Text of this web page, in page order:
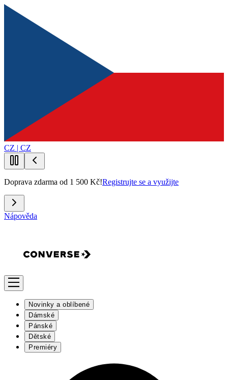
CZ | CZ
Doprava zdarma od 1 500 Kč!Registrujte se a využijte
Nápověda
Novinky a oblíbené
Dámské
Pánské
Dětské
Premiéry